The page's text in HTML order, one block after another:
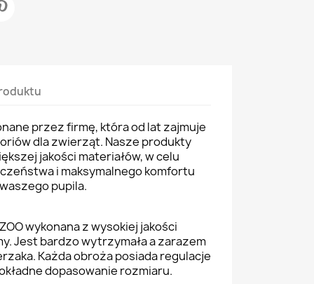
przez firmę, która od lat zajmuje
dla zwierząt. Nasze produkty
jakości materiałów, w celu
i maksymalnego komfortu
waszego pupila.
wykonana z wysokiej jakości
Jest bardzo wytrzymała a zarazem
Każda obroża posiada regulacje
dopasowanie rozmiaru.